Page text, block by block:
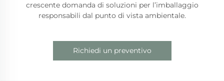
crescente domanda di soluzioni per l’imballaggio
responsabili dal punto di vista ambientale.
Richiedi un preventivo